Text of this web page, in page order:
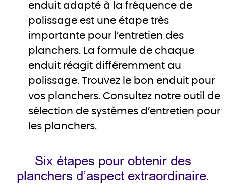
enduit adapté à la fréquence de
polissage est une étape très
importante pour l’entretien des
planchers. La formule de chaque
enduit réagit différemment au
polissage. Trouvez le bon enduit pour
vos planchers. Consultez notre outil de
sélection de systèmes d’entretien pour
les planchers.
Six étapes pour obtenir des
planchers d’aspect extraordinaire.